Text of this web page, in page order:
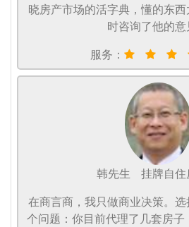
晓房产市场的活字典，懂的东
时咨询了他的意
服务：
韩先生
挂牌自住
在商言商，我只做商业决策。
个问题：你目前代理了几套房